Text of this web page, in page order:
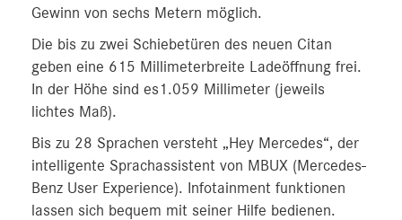
Gewinn von sechs Metern möglich.
Die bis zu zwei Schiebetüren des neuen Citan
geben eine 615 Millimeterbreite Ladeöffnung frei.
In der Höhe sind es1.059 Millimeter (jeweils
lichtes Maß).
Bis zu 28 Sprachen versteht „Hey Mercedes“, der
intelligente Sprachassistent von MBUX (Mercedes-
Benz User Experience). Infotainment funktionen
lassen sich bequem mit seiner Hilfe bedienen.